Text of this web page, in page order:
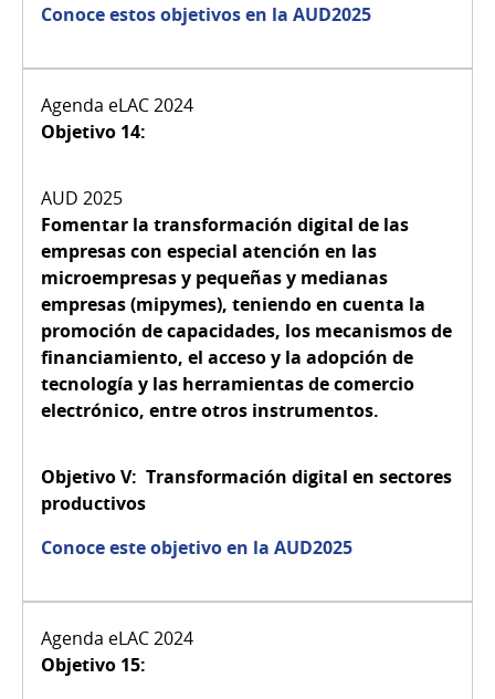
Conoce estos objetivos en la AUD2025
Objetivo 14:
Fomentar la transformación digital de las
empresas con especial atención en las
microempresas y pequeñas y medianas
empresas (mipymes), teniendo en cuenta la
promoción de capacidades, los mecanismos de
financiamiento, el acceso y la adopción de
tecnología y las herramientas de comercio
electrónico, entre otros instrumentos.
Objetivo V: Transformación digital en sectores
productivos
Conoce este objetivo en la AUD2025
Objetivo 15: